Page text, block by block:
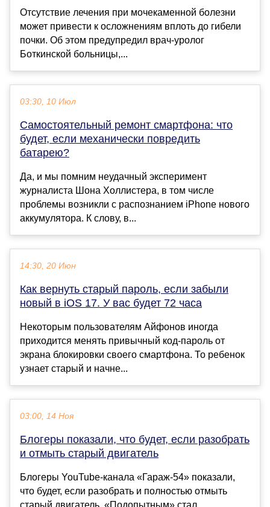
Отсутствие лечения при мочекаменной болезни
может привести к осложнениям вплоть до гибели
почки. Об этом предупредил врач-уролог
Боткинской больницы,...
03:30, 10 Июл
Самостоятельный ремонт смартфона: что
будет, если механически повредить
батарею?
Да, и мы помним неудачный эксперимент
журналиста Шона Холлистера, в том числе
проблемы возникли с распознанием iPhone нового
аккумулятора. К слову, в...
14:30, 20 Июн
Как вернуть старый пароль, если забыли
новый в iOS 17. У вас будет 72 часа
Некоторым пользователям Айфонов иногда
приходится менять привычный код-пароль от
экрана блокировки своего смартфона. То ребенок
узнает старый и начне...
03:00, 14 Ноя
Блогеры показали, что будет, если разобрать
и отмыть старый двигатель
Блогеры YouTube-канала «Гараж-54» показали,
что будет, если разобрать и полностью отмыть
старый двигатель. «Подопытным» стал